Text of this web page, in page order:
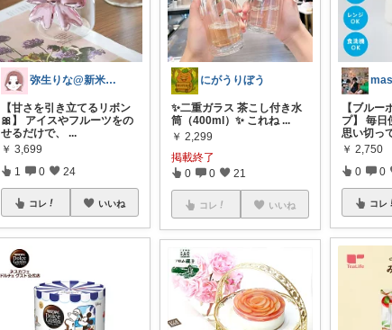
弥生りな@新米ママ
【甘さを引き立てるリボン
🎀】 アイスやフルーツをの
せるだけで、
...
￥ 3,699
1 0 24
コレ いいね
にがうりぼう
✨二重ガラス 茶こし付き水
筒（400ml）✨ これね ...
￥ 2,299
掲載終了
0 0 21
コレ いいね
【ブルー
プ】 毎日
思い切っ
￥ 2,750
0 0
コレ